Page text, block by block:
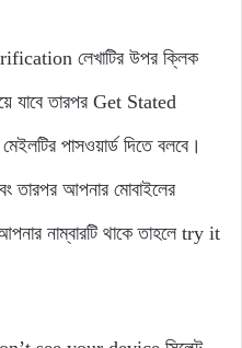
লেখাটির উপর ক্লিক
যাবে তারপর Get Stated
পাসওয়ার্ড দিতে বলবে।
তারপর আপনার মোবাইলের
নাম্বারটি থাকে তাহলে try it